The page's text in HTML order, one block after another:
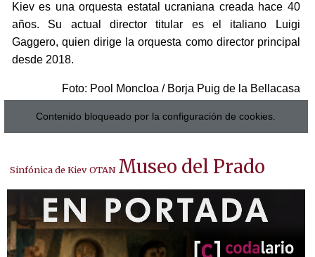
Kiev es una orquesta estatal ucraniana creada hace 40
años. Su actual director titular es el italiano Luigi
Gaggero, quien dirige la orquesta como director principal
desde 2018.
Foto: Pool Moncloa / Borja Puig de la Bellacasa
Contenido bloqueado por la configuración de cookies.
Sinfónica de Kiev OTAN Museo del Prado